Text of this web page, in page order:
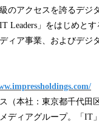
のアクセスを誇るデジ
Leaders」をはじめと
ィア事業、およびデジ
（本社：東京都千代田
ディアグループ。「